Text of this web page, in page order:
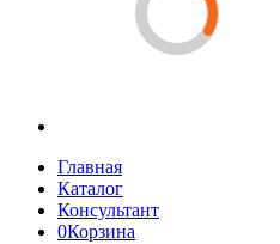
Главная
Каталог
Консультант
0Корзина